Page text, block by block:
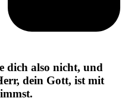
dich also nicht, und
dein Gott, ist mit